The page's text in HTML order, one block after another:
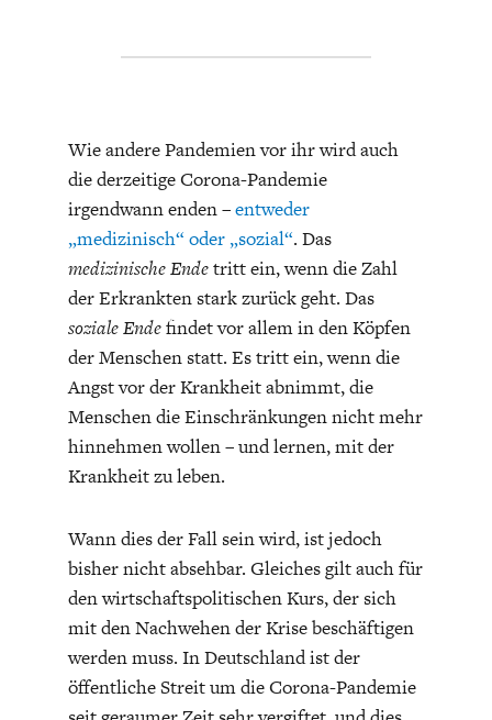
CIRCULAR ECONOMY
UNGLEICHHEIT UND
MACHT
ENTWICKLUNGSPOLITIK
EUROPA
Wie andere Pandemien vor ihr wird auch
die derzeitige Corona-Pandemie
irgendwann enden –entweder
„medizinisch“ oder „sozial“. Das
medizinische Endetritt ein, wenn die Zahl
der Erkrankten stark zurück geht. Das
soziale Endefindet vor allem in den Köpfen
der Menschen statt. Es tritt ein, wenn die
Angst vor der Krankheit abnimmt, die
Menschen die Einschränkungen nicht mehr
hinnehmen wollen – und lernen, mit der
Krankheit zu leben.
Wann dies der Fall sein wird, ist jedoch
bisher nicht absehbar. Gleiches gilt auch für
den wirtschaftspolitischen Kurs, der sich
mit den Nachwehen der Krise beschäftigen
werden muss. In Deutschland ist der
öffentliche Streit um die Corona-Pandemie